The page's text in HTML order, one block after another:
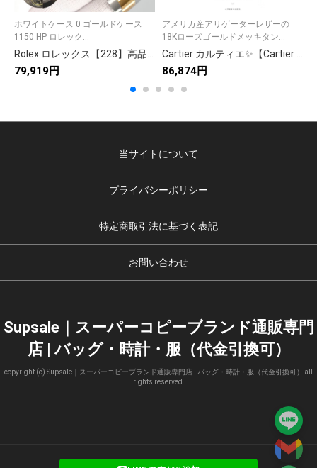
ホワイトケース 0 ゴールドケース
1150 HP ロレック...
79,919円
アメリカ産アリゲーターレザーの
18Kローズゴールドメッキタン...
86,874円
当サイトについて
プライバシーポリシー
特定商取引法に基づく表記
お問い合わせ
Supsale｜スーパーコピーブランド通販専門
店 | バッグ・時計・服（代金引換可）
copyright (c) Supsale｜スーパーコピーブランド通販専門店 | バッグ・時計・服（代金引換可） all
rights reserved.